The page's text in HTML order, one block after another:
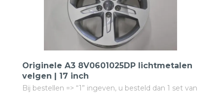
Originele A3 8V0601025DP lichtmetalen
velgen | 17 inch
Bij bestellen => “1” ingeven, u besteld dan 1 set van